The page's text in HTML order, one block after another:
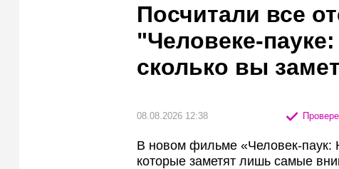
Посчитали все
"Человеке-
сколько вы
08.08.2026 12:38
В новом фильме «Человек-паук:
которые заметят лишь самые